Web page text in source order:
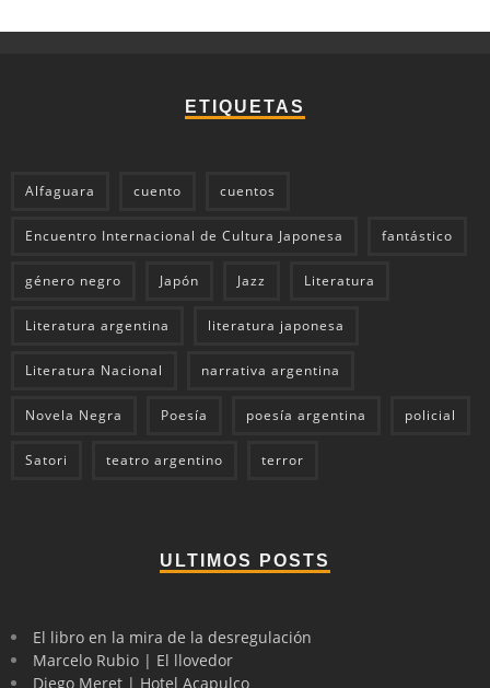
ETIQUETAS
Alfaguara cuento cuentos
Encuentro Internacional de Cultura Japonesa fantástico
género negro Japón Jazz Literatura
Literatura argentina literatura japonesa
Literatura Nacional narrativa argentina
Novela Negra Poesía poesía argentina policial
Satori teatro argentino terror
ULTIMOS POSTS
El libro en la mira de la desregulación
Marcelo Rubio | El llovedor
Diego Meret | Hotel Acapulco